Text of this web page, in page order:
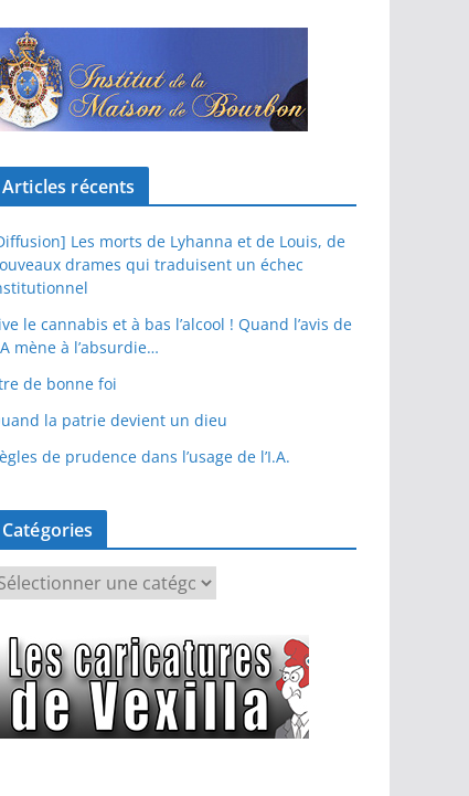
Articles récents
Les morts de Lyhanna et de Louis, de
drames qui traduisent un échec
le cannabis et à bas l’alcool ! Quand l’avis de
mène à l’absurdie…
de bonne foi
la patrie devient un dieu
de prudence dans l’usage de l’I.A.
Catégories